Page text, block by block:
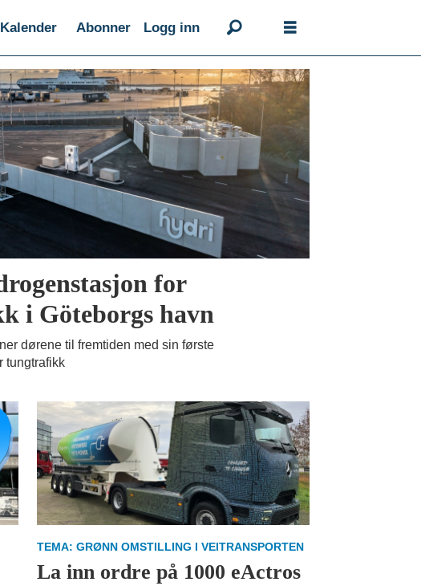
Kalender Abonner Logg inn
for
i Göteborgs havn
dørene til fremtiden med sin første
tungtrafikk
TEMA: GRØNN OMSTILLING I VEITRANSPORTEN
La inn ordre på 1000 eActros